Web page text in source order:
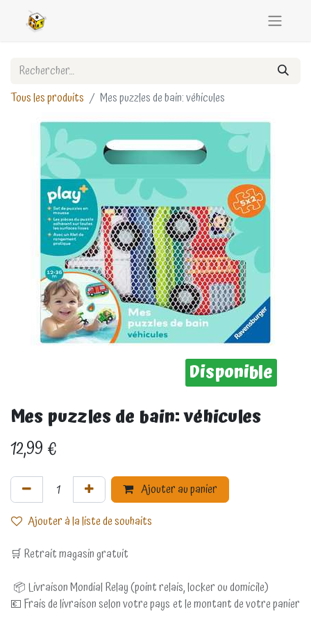
Tous les produits Mes puzzles de bain: véhicules
Disponible
Mes puzzles de bain: véhicules
12,99€
Ajouter au panier
Ajouter à la liste de souhaits
🛒 Retrait magasin gratuit
📦 Livraison Mondial Relay (point relais, locker ou domicile)
💶 Frais de livraison selon votre pays et le montant de votre panier